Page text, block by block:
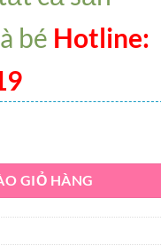
bé Hotline:
GIỎ HÀNG